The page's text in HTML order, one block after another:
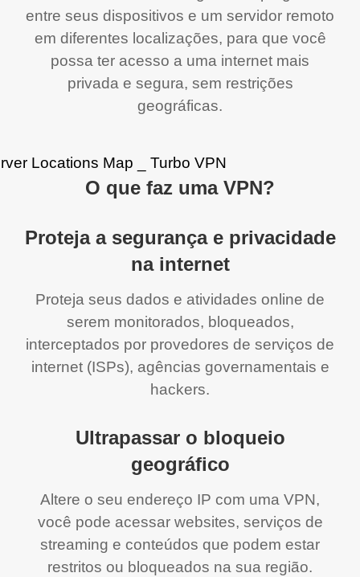
entre seus dispositivos e um servidor remoto
em diferentes localizações, para que você
possa ter acesso a uma internet mais
privada e segura, sem restrições
geográficas.
O que faz uma VPN?
Proteja a segurança e privacidade
na internet
Proteja seus dados e atividades online de
serem monitorados, bloqueados,
interceptados por provedores de serviços de
internet (ISPs), agências governamentais e
hackers.
Ultrapassar o bloqueio
geográfico
Altere o seu endereço IP com uma VPN,
você pode acessar websites, serviços de
streaming e conteúdos que podem estar
restritos ou bloqueados na sua região.